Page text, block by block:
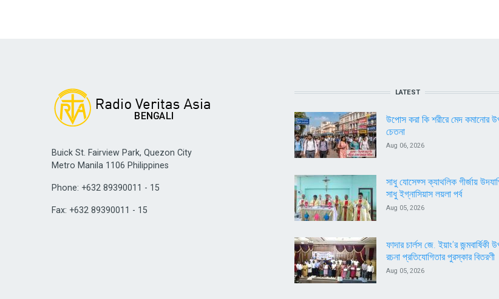
Buick St. Fairview Park, Quezon City
Metro Manila 1106 Philippines
Phone: +632 89390011 - 15
Fax: +632 89390011 - 15
LATEST
উপোস করা কি শরীরে মেদ কমানোর
চেতনা
Aug 06, 2026
সাধু যোসেফ্স ক্যাথলিক গীর্জায়
সাধু ইগ্নাসিয়াস লয়লা পর্ব
Aug 05, 2026
ফাদার চার্লস জে. ইয়াং’র জন্মবার্ষিকী
রচনা প্রতিযোগিতার পুরস্কার বিতরণী
Aug 05, 2026